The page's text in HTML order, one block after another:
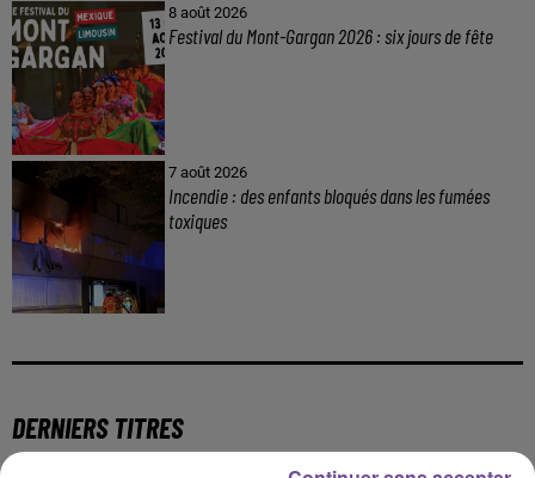
8 août 2026
Festival du Mont-Gargan 2026 : six jours de fête
7 août 2026
Incendie : des enfants bloqués dans les fumées
toxiques
DERNIERS TITRES